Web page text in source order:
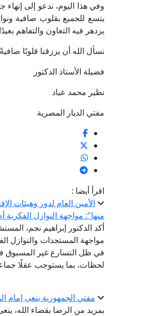
وفي هذا اليوم، ندعو إلى
يتسع للجميع بقلوب صافية
يزدهر فيه التعاون والتفاهم
نسأل الله أن يرزقنا قلوبًا
فضيلة الأستاذ الدكتور
نظير محمد عياد
مفتي الديار المصرية
اقرأ أيضا :
الأمين العام لدور وهيئات
منها": مواجهة النوازل
أكد الدكتور إبراهيم نجم،
مواجهة المستجدات والنوازل
في ظل التسارع غير المسبوق في
لحظات، بما يستوجب عقلًا
مفتي الجمهورية ينعى إمام
بمزيد من الرضا بقضاء الله،